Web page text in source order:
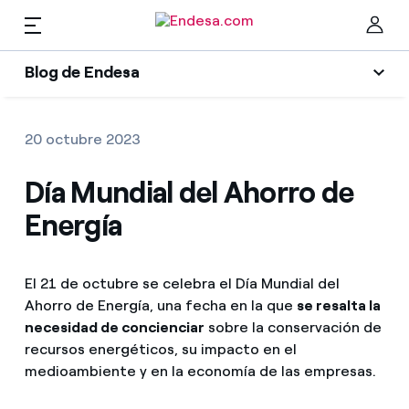
Blog de Endesa
Climatización
Gas
Movilidad
Solar
Electrodomésticos
Empresas y Autónomos
Encuentra la tarifa que más te conviene
Compara nuestras tarifas de empresa y ahorra
Por cada kWh que ahorres, te descontamos otro
Gas
Mantenimientos
Solar
ES
20 octubre 2023
Día Mundial del Ahorro de
Energía
El 21 de octubre se celebra el Día Mundial del
Ahorro de Energía, una fecha en la que se resalta la
necesidad de concienciar sobre la conservación de
recursos energéticos, su impacto en el
medioambiente y en la economía de las empresas.